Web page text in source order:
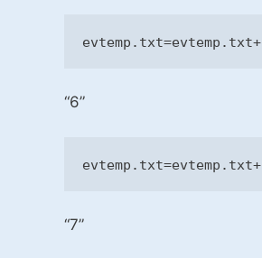
evtemp.txt=evtemp.txt+
“6”
evtemp.txt=evtemp.txt+
“7”